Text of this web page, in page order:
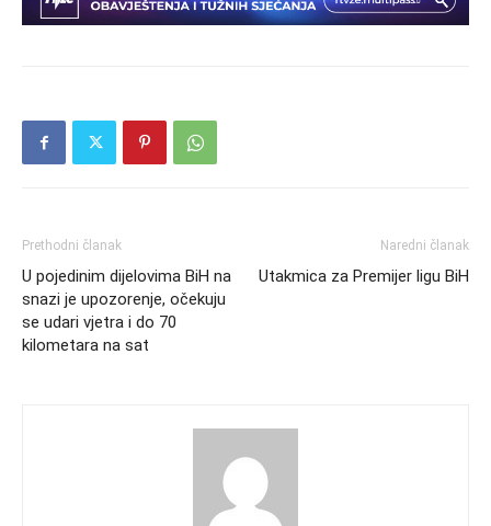
Prethodni članak
U pojedinim dijelovima BiH na
snazi je upozorenje, očekuju
se udari vjetra i do 70
kilometara na sat
Naredni članak
Utakmica za Premijer ligu BiH